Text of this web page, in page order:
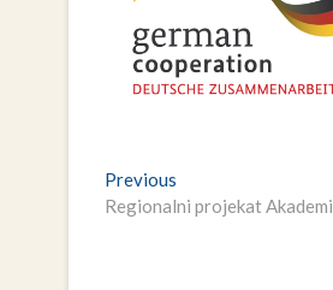
Navigacija
članaka
Previous
post:
Regionalni projekat